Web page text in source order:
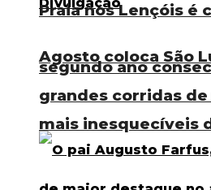
Agosto coloca São
grandes corridas de
Praia nos Lençóis é
segundo ano
mais inesquecíveis